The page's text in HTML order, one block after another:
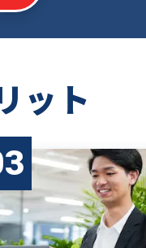
ット